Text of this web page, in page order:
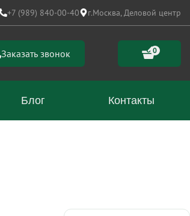
+7 (989) 840-00-40 г.Москва, Деловой центр
Заказать звонок 0
Блог Контакты